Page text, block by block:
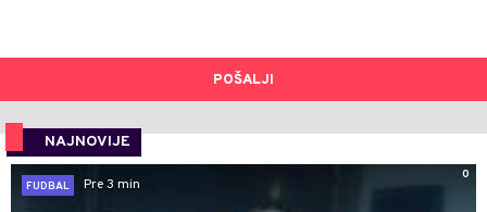
POŠALJI
NAJNOVIJE
0
FUDBAL
Pre 3 min